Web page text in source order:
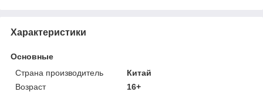
Характеристики
Основные
Страна производитель
Китай
Возраст
16+